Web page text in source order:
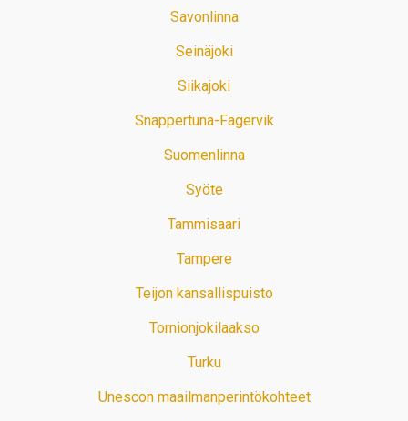
Savonlinna
Seinäjoki
Siikajoki
Snappertuna-Fagervik
Suomenlinna
Syöte
Tammisaari
Tampere
Teijon kansallispuisto
Tornionjokilaakso
Turku
Unescon maailmanperintökohteet